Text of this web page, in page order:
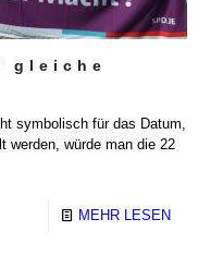
gleiche
symbolisch für das Datum,
werden, würde man die 22
MEHR LESEN